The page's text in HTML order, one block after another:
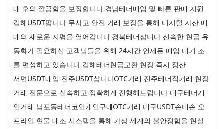
매 후의 깔끔함을 보장합니다 경남테더매입 및 빠른 판매 지원
김해USDT팝니다 무사고 안전 거래 보장을 통해 디지털 자산 매
매의 새로운 지평을 열어갑니다 경북테더삽니다 신속한 현금 유
동화가 필요하신 고객님들을 위해 24시간 언제든 매입 대기 조
를 편성하고 있습니다 김해테더현금교환 현장 즉시 정산
서면USDT매입 진주USDT삽니다OTC거래 진주테더직거래 현장
거래 전문으로 신속하고 정확하게 진행해드립니다 대구테더개
인거래 남포동테더코인개인구매OTC거래 대구USDT손대손 오
프라인 현물 대조 시스템을 통해 가상 세계의 불안정함을 현실